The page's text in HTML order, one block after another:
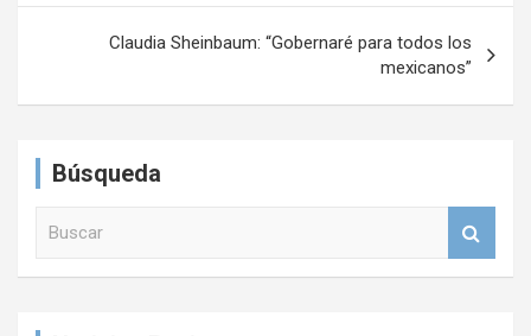
a
n
Claudia Sheinbaum: “Gobernaré para todos los
mexicanos”
Búsqueda